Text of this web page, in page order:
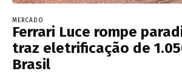
MERCADO
Ferrari Luce rompe
traz eletrificação de
Brasil